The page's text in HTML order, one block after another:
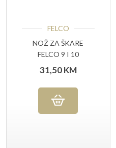
FELCO
NOŽ ZA ŠKARE
FELCO 9 I 10
31,50KM